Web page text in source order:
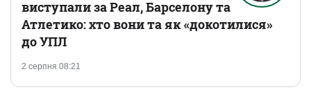
2 серпня 08:21
виступали за Реал, Барселону та
Атлетико: хто вони та як «докотилися»
до УПЛ